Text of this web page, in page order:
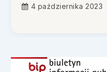
4 października 2023